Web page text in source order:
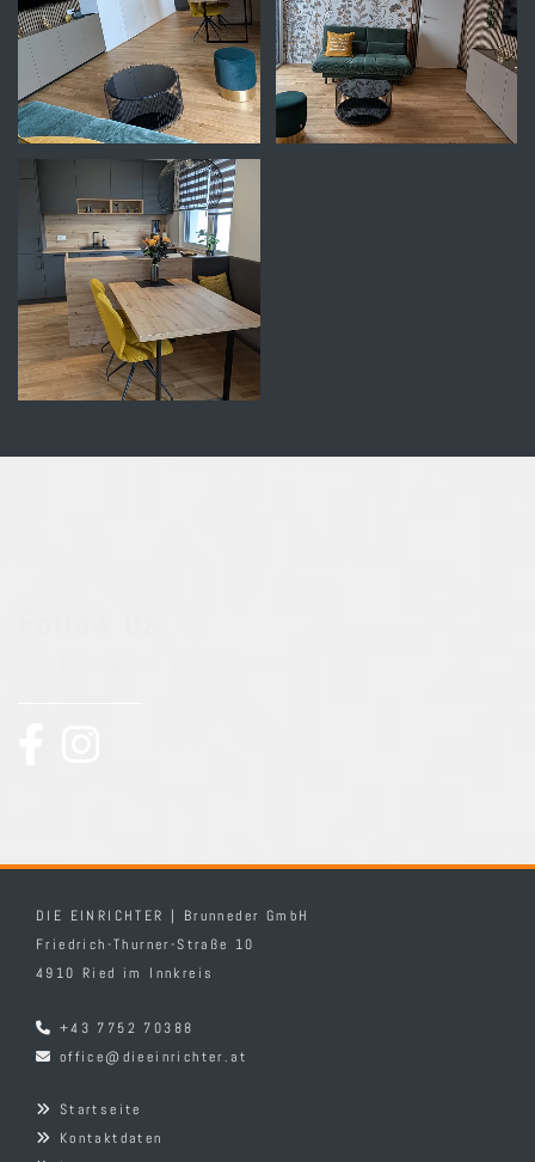
DIE EINRICHTER | Brunneder GmbH
Friedrich-Thurner-Straße 10
4910 Ried im Innkreis
 +43 7752 70388
 office@dieeinrichter.at
 Startseite
 Kontaktdaten